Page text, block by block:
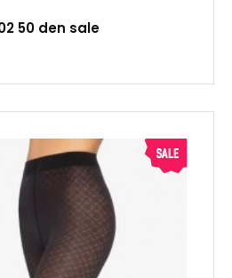
50 den sale